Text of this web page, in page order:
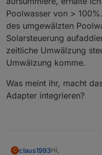
"number" but
Poolwasser von >
des umgewälzten
Solarsteuerung
zeitliche Umwälzung
Umwälzung komme.
Was meint ihr, macht
Adapter integrieren?
C claus1993Hi,